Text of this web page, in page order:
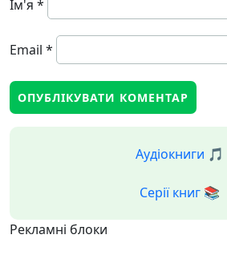
Ім'я *
Email *
Аудіокниги 🎵
Серії книг 📚
Рекламні блоки